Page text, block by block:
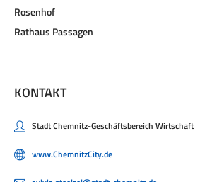
Rosenhof
Rathaus Passagen
KONTAKT
Stadt Chemnitz-Geschäftsbereich Wirtschaft
www.ChemnitzCity.de